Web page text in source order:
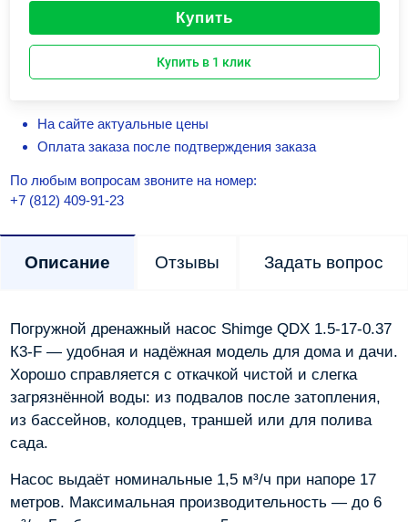
Купить
Купить в 1 клик
На сайте актуальные цены
Оплата заказа после подтверждения заказа
По любым вопросам звоните на номер:
+7 (812) 409-91-23
Описание Отзывы Задать вопрос
Погружной дренажный насос Shimge QDX 1.5-17-0.37
К3-F — удобная и надёжная модель для дома и дачи.
Хорошо справляется с откачкой чистой и слегка
загрязнённой воды: из подвалов после затопления,
из бассейнов, колодцев, траншей или для полива
сада.
Насос выдаёт номинальные 1,5 м³/ч при напоре 17
метров. Максимальная производительность — до 6